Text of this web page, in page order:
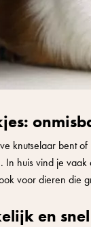
knutselaar bent
In huis vind je
voor dieren die
en